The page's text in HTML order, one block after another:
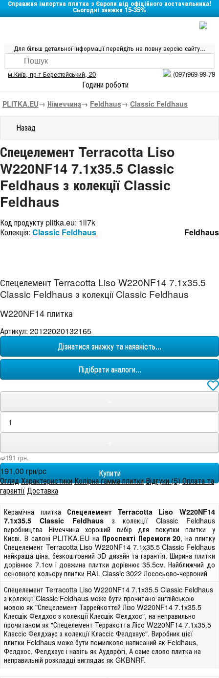
Справжня імпортна плитка з Європи від офіційного постачальника!
Сьогодні знижки 15-35%
Для більш детальної інформації перейдіть на повну версію сайту...
м.Київ, пр-т Берестейський, 20 (097)969-99-79
Години роботи
PLITKA.EU→ Німеччина→ Feldhaus→ Classic Feldhaus
Назад
Спецелемент Terracotta Liso
W220NF14 7.1x35.5 Classic
Feldhaus з колекції Classic
Feldhaus
Код продукту plitka.eu: 1ll7k
Колекція: Classic Feldhaus Feldhaus
Спецелемент Terracotta Liso W220NF14 7.1x35.5
Classic Feldhaus з колекції Classic Feldhaus
W220NF14 плитка
Артикул: 20122020132165
Дізнатися знижку та наявність...
Підібрати аналоги...
➫191 грн.
191,00 грн/pc
ОглядХарактеристикиКолірна гамма плиткиВідгуки (5)Оплата та
гарантії Доставка
Керамічна плитка Спецелемент Terracotta Liso W220NF14
7.1x35.5 Classic Feldhausз колекції Classic Feldhaus
виробництва Німеччина хороший вибір для покупки плитки у
Києві. В салоні PLITKA.EU на Проспекті Перемоги 20, на плитку
Спецелемент Terracotta Liso W220NF14 7.1x35.5 Classic Feldhaus
найкраща ціна, безкоштовний 3D дизайн та гарантія. Ширина плитки
дорівнює 7.1см і довжина плитки дорівнює 35.5см. Найближчий до
основного кольору плитки RAL Classic 3022 Лососьово-червоний
Спецелемент Terracotta Liso W220NF14 7.1x35.5 Classic Feldhaus
з колекції Classic Feldhaus може бути прочитано англійською
мовою як "Спецелемент Таррейкоттєй Лізо W220NF14 7.1x35.5
Клесшік Фелдхос з колекції Клесшік Фелдхос", на неправильно
прочитаном як "Спецелемент Терракотта Лісо W220NF14 7.1x35.5
Классіс Фелдхаус з колекції Классіс Фелдхаус". Виробник цієї
плитки Feldhaus може бути помилково написаний як Feldhaus,
Фелдхос, Фелдхаус і навіть як Аудврфгі, А саме слово плитка на
неправильній розкладці виглядає як GKBNRF.